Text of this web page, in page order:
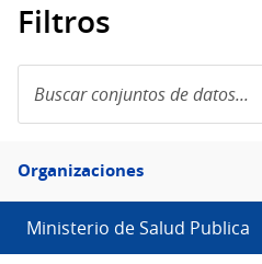
Filtros
conjuntos
de
Filtro
Organizaciones
Organizaciones
Ministerio de Salud Publica